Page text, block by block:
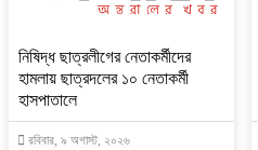
নিষিদ্ধ ছাত্রলীগের নেতাকর্মীদের
হামলায় ছাত্রদলের ১০ নেতাকর্মী
হাসপাতালে
রবিবার, ৯ অগাস্ট, ২০২৬